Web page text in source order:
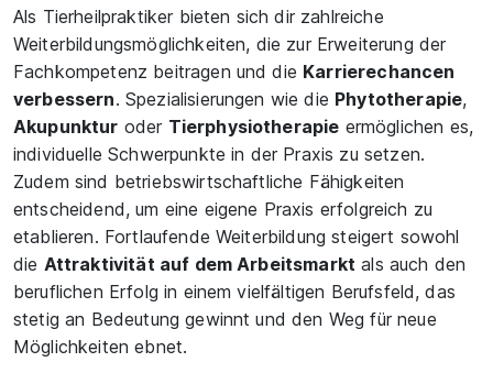
Als Tierheilpraktiker bieten sich dir zahlreiche
Weiterbildungsmöglichkeiten, die zur Erweiterung der
Fachkompetenz beitragen und die Karrierechancen
verbessern. Spezialisierungen wie die Phytotherapie,
Akupunktur oder Tierphysiotherapie ermöglichen es,
individuelle Schwerpunkte in der Praxis zu setzen.
Zudem sind betriebswirtschaftliche Fähigkeiten
entscheidend, um eine eigene Praxis erfolgreich zu
etablieren. Fortlaufende Weiterbildung steigert sowohl
die Attraktivität auf dem Arbeitsmarkt als auch den
beruflichen Erfolg in einem vielfältigen Berufsfeld, das
stetig an Bedeutung gewinnt und den Weg für neue
Möglichkeiten ebnet.